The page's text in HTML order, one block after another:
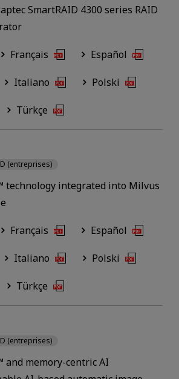
SmartRAID 4300 series RAID
Français Español
Italiano Polski
Türkçe
technology integrated into Milvus
(entreprises)
Français Español
Italiano Polski
Türkçe
and memory-centric AI
(entreprises)